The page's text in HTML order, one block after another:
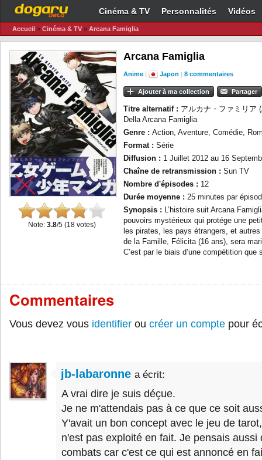
Cinéma & TV Personnalités Vidéos
Accueil » Cinéma & TV » Arcana Famiglia
Note: 3.8/5 (18 votes)
Arcana Famiglia
Anime | Japon | 8 commentaires
Ajouter à ma collection Partager
Titre alternatif : アルカナ・ファミリア
Della Arcana Famiglia
Genre : Action, Aventure, Comédie,
Format : Série
Diffusion : 1 Juillet 2012 au 16
Chaîne de retransmission : Sun TV
Nombre d'épisodes : 12
Durée moyenne : 25 minutes par
Synopsis : L’histoire suit Arcana
pouvoirs mystérieux qui protége une
les pirates, les pays étrangers, et
de la Famille, Félicita (16 ans), sera
C’est par le biais d’une compétition
Commentaires
Vous devez vous identifier ou créer un compte pour
jb-labaronne a écrit:
A vrai dire je suis déçue.
Je ne m'attendais pas à ce que ce soit
Y'avait un bon concept avec le jeu de
n'est pas exploité en fait. Je pensais aussi
combats car c'est ce qui est annoncé en